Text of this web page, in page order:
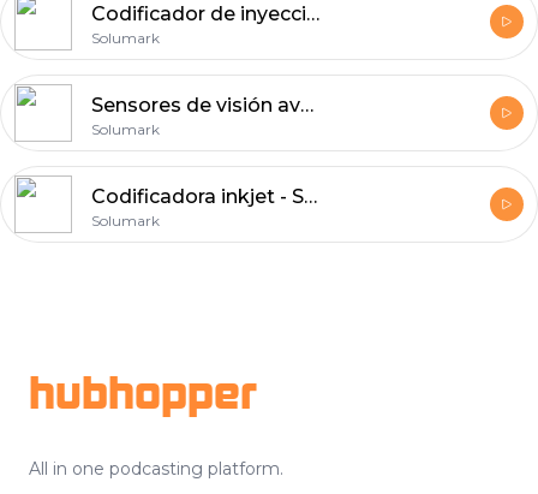
Codificador de inyección de tinta avanzado para el marcado industrial de productos a alta velocidad, de Solumark.
Solumark
Sensores de visión avanzados para una inspección industrial precisa, de Solumark.
Solumark
Codificadora inkjet - Soluciones de inyección de tinta continua de Solumark
Solumark
hubhopper
All in one podcasting platform.